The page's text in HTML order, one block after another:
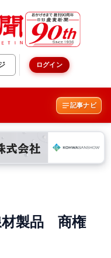
ログイン
記事ナビ
材製品 商権